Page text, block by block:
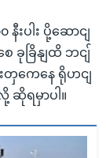
ပါး ပို့ဆောငျ
ခုခြိနျထိ ဘငျ်
းတှကေနေ ရိုဟငျ
ဆိုရမှာပါ။